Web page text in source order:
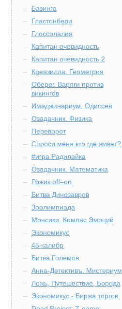
Базинга
Гластонбери
Глоссолалия
Капитан очевидность
Капитан очевидность 2
Креазилла. Геометрия
Оберег. Варяги против
викингов
Имаджинариум. Одиссея
Озадачник. Физика
Переворот
Спроси меня кто где живет?
#игра Радилайка
Озадачник. Математика
Рожик off–on
Битва Динозавров
Зоолимпиада
Монсики. Компас Эмоций
Экономикус
45 калибр
Битва Големов
Анна-Детективъ. Мистериум
Ложь, Путешествие, Борода
Экономикус - Биржа торгов